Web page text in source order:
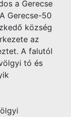
a Gerecse
Gerecse-50
község
az
A falutól
tó és